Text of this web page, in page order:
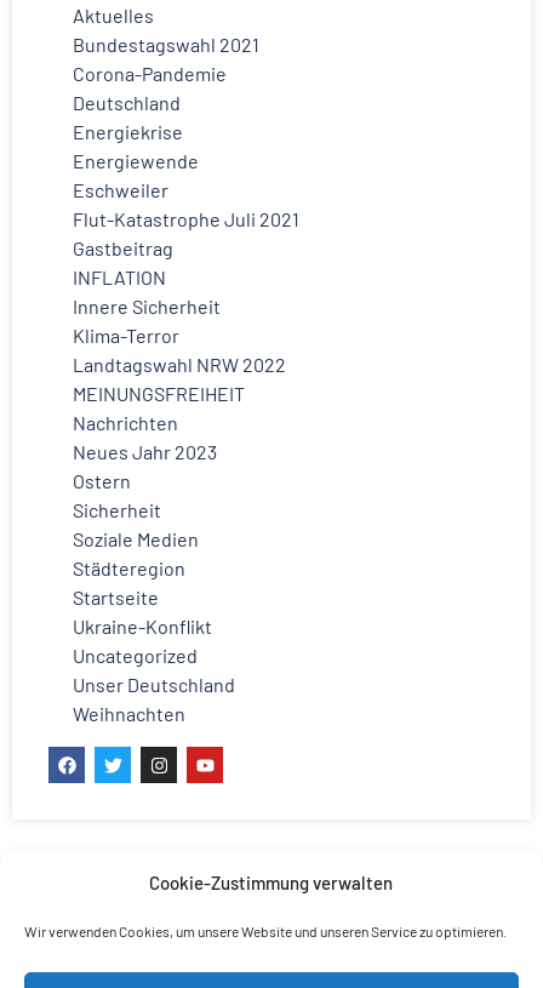
Cookie-Zustimmung verwalten
Wir verwenden Cookies, um unsere Website und unseren Service zu optimieren.
Aktuelles
Bundestagswahl 2021
Corona-Pandemie
Deutschland
Energiekrise
Energiewende
Eschweiler
Flut-Katastrophe Juli 2021
Gastbeitrag
INFLATION
Innere Sicherheit
Klima-Terror
Landtagswahl NRW 2022
MEINUNGSFREIHEIT
Nachrichten
Neues Jahr 2023
Ostern
Sicherheit
Soziale Medien
Städteregion
Startseite
Ukraine-Konflikt
Uncategorized
Unser Deutschland
Weihnachten